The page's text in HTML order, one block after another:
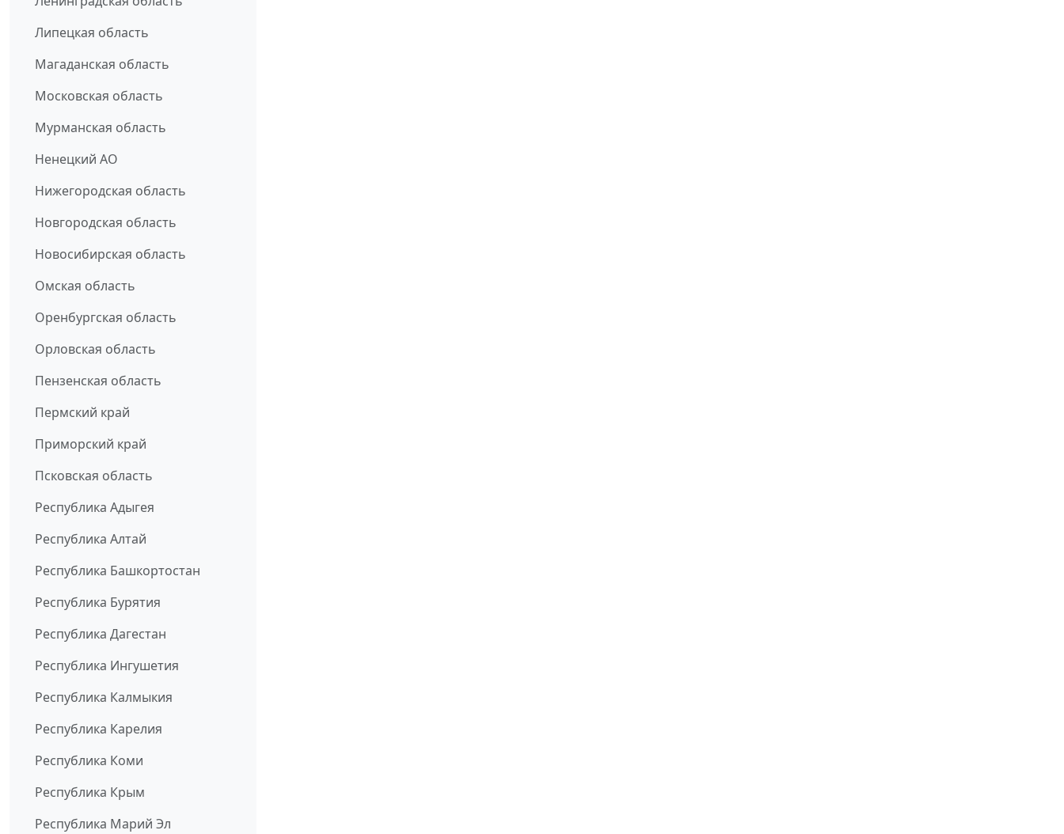
Липецкая область
Магаданская область
Московская область
Мурманская область
Ненецкий АО
Нижегородская область
Новгородская область
Новосибирская область
Омская область
Оренбургская область
Орловская область
Пензенская область
Пермский край
Приморский край
Псковская область
Республика Адыгея
Республика Алтай
Республика Башкортостан
Республика Бурятия
Республика Дагестан
Республика Ингушетия
Республика Калмыкия
Республика Карелия
Республика Коми
Республика Крым
Республика Марий Эл